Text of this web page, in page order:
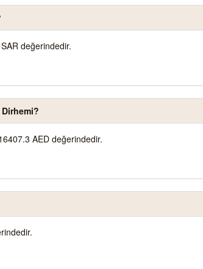
değerindedir.
AED değerindedir.